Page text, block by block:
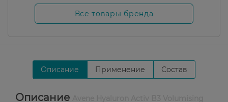
Все товары бренда
Описание Применение Состав
Описание